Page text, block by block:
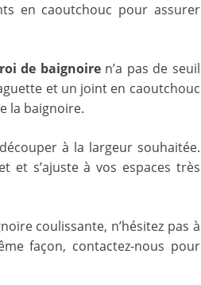
en caoutchouc pour assurer
de baignoiren’a pas de seuil
et un joint en caoutchouc
la baignoire.
à la largeur souhaitée.
et s’ajuste à vos espaces très
coulissante, n’hésitez pas à
façon, contactez-nous pour